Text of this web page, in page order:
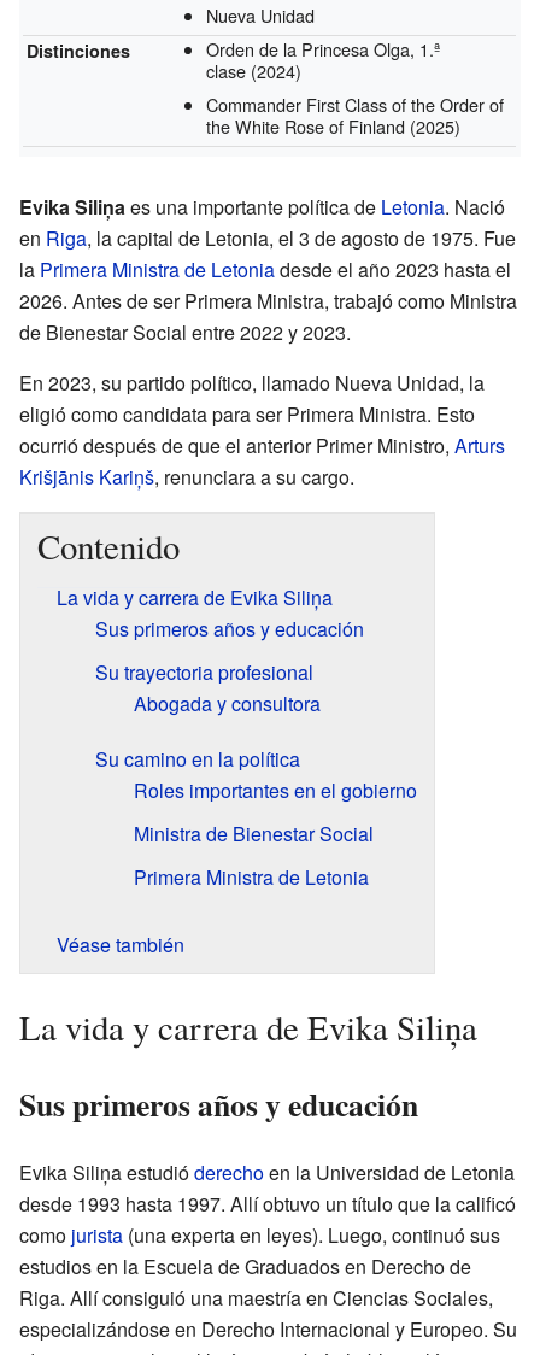
Nueva Unidad
Distinciones
Orden de la Princesa Olga, 1.ª
clase (2024)
Commander First Class of the Order of
the White Rose of Finland (2025)
Evika Siliņaes una importante política de Letonia. Nació
en Riga, la capital de Letonia, el 3 de agosto de 1975. Fue
la Primera Ministra de Letoniadesde el año 2023 hasta el
2026. Antes de ser Primera Ministra, trabajó como Ministra
de Bienestar Social entre 2022 y 2023.
En 2023, su partido político, llamado Nueva Unidad, la
eligió como candidata para ser Primera Ministra. Esto
ocurrió después de que el anterior Primer Ministro, Arturs
Krišjānis Kariņš, renunciara a su cargo.
Contenido
La vida y carrera de Evika Siliņa
Sus primeros años y educación
Su trayectoria profesional
Abogada y consultora
Su camino en la política
Roles importantes en el gobierno
Ministra de Bienestar Social
Primera Ministra de Letonia
Véase también
La vida y carrera de Evika Siliņa
Sus primeros años y educación
Evika Siliņa estudióderechoen la Universidad de Letonia
desde 1993 hasta 1997. Allí obtuvo un título que la calificó
como jurista (una experta en leyes). Luego, continuó sus
estudios en la Escuela de Graduados en Derecho de
Riga. Allí consiguió una maestría en Ciencias Sociales,
especializándose en Derecho Internacional y Europeo. Su